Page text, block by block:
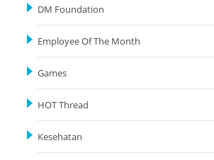
DM Foundation
Employee Of The Month
Games
HOT Thread
Kesehatan